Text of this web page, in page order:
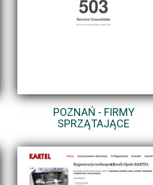
POZNAŃ - FIRMY
SPRZĄTAJĄCE